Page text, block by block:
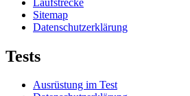
Sitemap
Datenschutzerklärung
Tests
Ausrüstung im Test